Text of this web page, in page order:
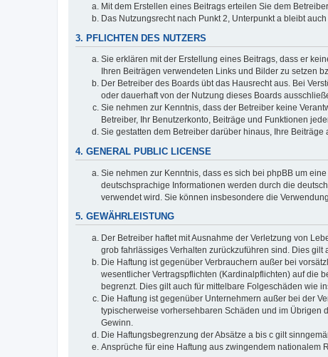
Mit dem Erstellen eines Beitrags erteilen Sie dem
Das Nutzungsrecht nach Punkt 2, Unterpunkt a bleibt
3. PFLICHTEN DES NUTZERS
Sie erklären mit der Erstellung eines Beitrags, dass er
Ihren Beiträgen verwendeten Links und Bilder zu setzen
Der Betreiber des Boards übt das Hausrecht aus. Bei
oder dauerhaft von der Nutzung dieses Boards
Sie nehmen zur Kenntnis, dass der Betreiber keine
Betreiber, Ihr Benutzerkonto, Beiträge und Funktionen
Sie gestatten dem Betreiber darüber hinaus, Ihre
4. GENERAL PUBLIC LICENSE
Sie nehmen zur Kenntnis, dass es sich bei phpBB um eine
deutschsprachige Informationen werden durch die
verwendet wird. Sie können insbesondere die
5. GEWÄHRLEISTUNG
Der Betreiber haftet mit Ausnahme der Verletzung von
grob fahrlässiges Verhalten zurückzuführen sind. Dies
Die Haftung ist gegenüber Verbrauchern außer bei
wesentlicher Vertragspflichten (Kardinalpflichten) auf die
begrenzt. Dies gilt auch für mittelbare Folgeschäden wie
Die Haftung ist gegenüber Unternehmern außer bei der
typischerweise vorhersehbaren Schäden und im Übrigen
Gewinn.
Die Haftungsbegrenzung der Absätze a bis c gilt
Ansprüche für eine Haftung aus zwingendem nationalem